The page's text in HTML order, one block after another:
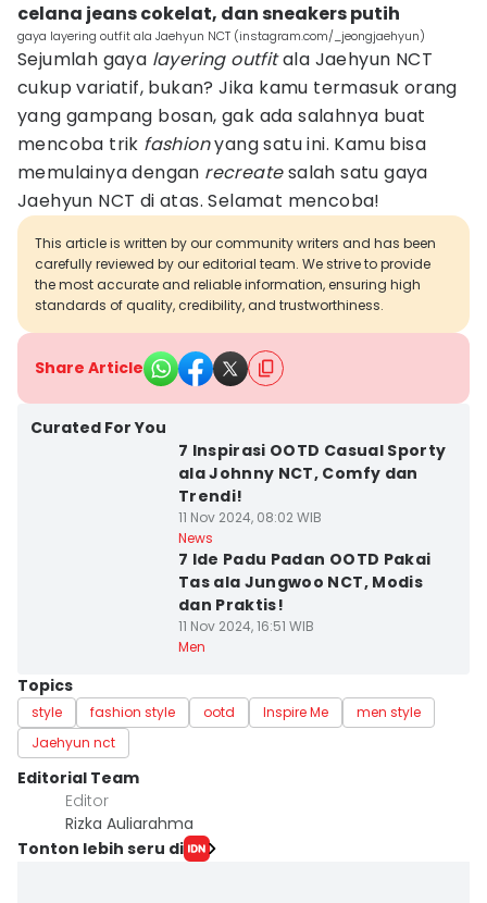
celana jeans cokelat, dan sneakers putih
gaya layering outfit ala Jaehyun NCT (instagram.com/_jeongjaehyun)
Sejumlah gaya layering outfitala Jaehyun NCT
cukup variatif, bukan? Jika kamu termasuk orang
yang gampang bosan, gak ada salahnya buat
mencoba trik fashionyang satu ini. Kamu bisa
memulainya dengan recreatesalah satu gaya
Jaehyun NCT di atas. Selamat mencoba!
This article is written by our community writers and has been
carefully reviewed by our editorial team. We strive to provide
the most accurate and reliable information, ensuring high
standards of quality, credibility, and trustworthiness.
Share Article
Curated For You
7 Inspirasi OOTD Casual Sporty
ala Johnny NCT, Comfy dan
Trendi!
11 Nov 2024, 08:02 WIB
News
7 Ide Padu Padan OOTD Pakai
Tas ala Jungwoo NCT, Modis
dan Praktis!
11 Nov 2024, 16:51 WIB
Men
Topics
style fashion style ootd Inspire Me
men style
Jaehyun nct
Editorial Team
Editor
Rizka Auliarahma
Tonton lebih seru di